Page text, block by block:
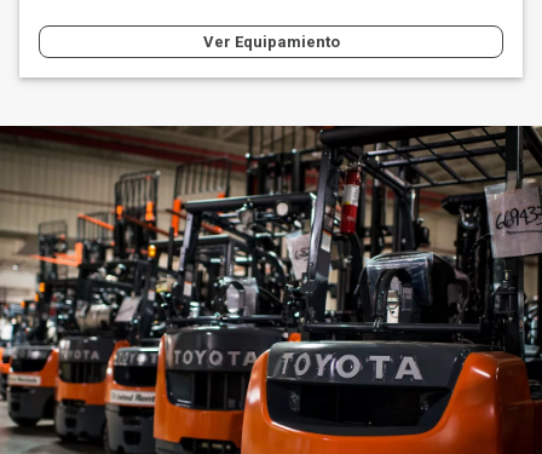
Ver Equipamiento